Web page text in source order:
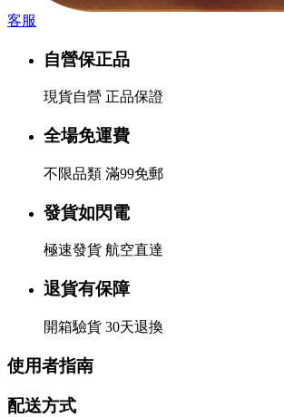
客服
自營保正品
現貨自營 正品保證
全場免運費
不限品類 滿99免郵
發貨如閃電
極速發貨 航空直達
退貨有保障
開箱驗貨 30天退換
使用者指南
配送方式